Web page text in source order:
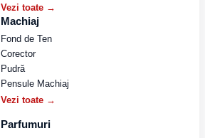
Vezi toate →
Machiaj
Fond de Ten
Corector
Pudră
Pensule Machiaj
Vezi toate →
Parfumuri